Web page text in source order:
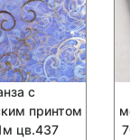
с
принтом
цв.437